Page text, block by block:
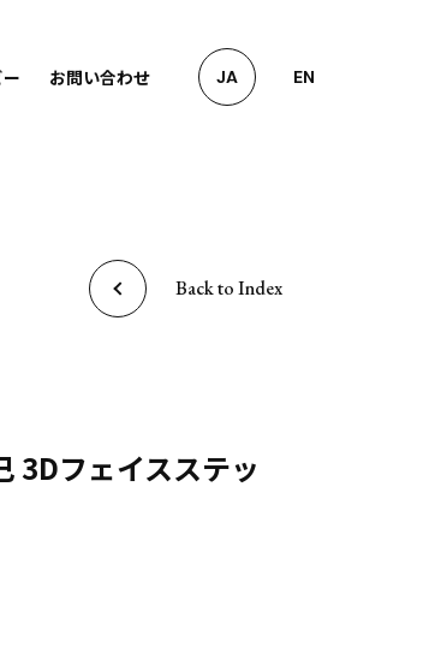
お問い合わせ JA EN
Back to Index
3Dフェイスステッ